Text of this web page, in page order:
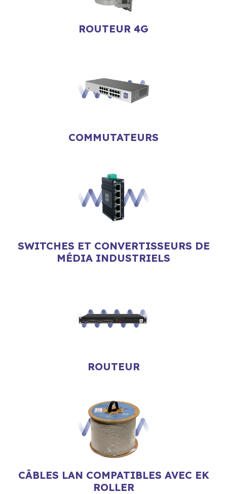
ROUTEUR 4G
COMMUTATEURS
SWITCHES ET CONVERTISSEURS DE
MÉDIA INDUSTRIELS
ROUTEUR
CÂBLES LAN COMPATIBLES AVEC EK
ROLLER